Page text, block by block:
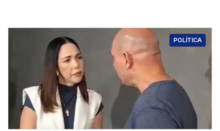
POLÍTICA